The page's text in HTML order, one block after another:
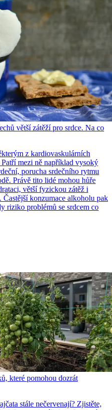
větší zátěží pro srdce. Na co
z kardiovaskulárních
mezi ně například vysoký
porucha srdečního rytmu
Právě tito lidé mohou hůře
větší fyzickou zátěž i
konzumace alkoholu pak
riziko problémů se srdcem co
které pomohou dozrát
stále nečervenají? Zjistěte,